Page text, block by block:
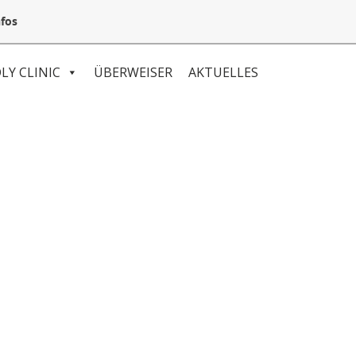
CLINIC ÜBERWEISER
AKTUELLES